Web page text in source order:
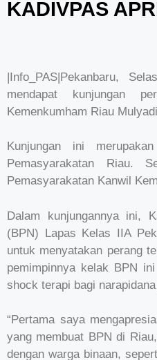
KADIVPAS
|Info_PAS|Pekanbaru,
mendapat kunjungan
Kemenkumham Riau
Kunjungan ini
Pemasyarakatan Riau.
Pemasyarakatan Kanwil
Dalam kunjungannya ini,
(BPN) Lapas Kelas IIA
untuk menyatakan perang
pemimpinnya kelak BPN
shock terapi bagi
“Pertama saya
yang membuat BPN di
dengan warga binaan,